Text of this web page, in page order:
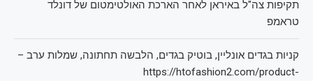
תקיפות צה"ל באיראן לאחר הארכת האולטימטום של דונלד
טראמפ
קניות בגדים אונליין, בוטיק בגדים, הלבשה תחתונה, שמלות ערב –
https://htofashion2.com/product-